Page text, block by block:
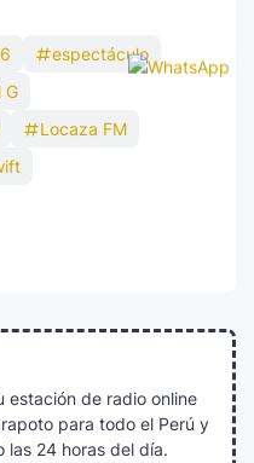
espectáculo
G
Locaza FM
estación de radio online
para todo el Perú y
las 24 horas del día.